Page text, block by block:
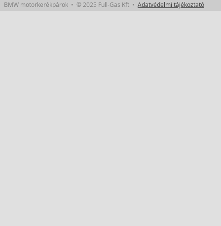
BMW motorkerékpárok • © 2025 Full-Gas Kft • Adatvédelmi tájékoztató